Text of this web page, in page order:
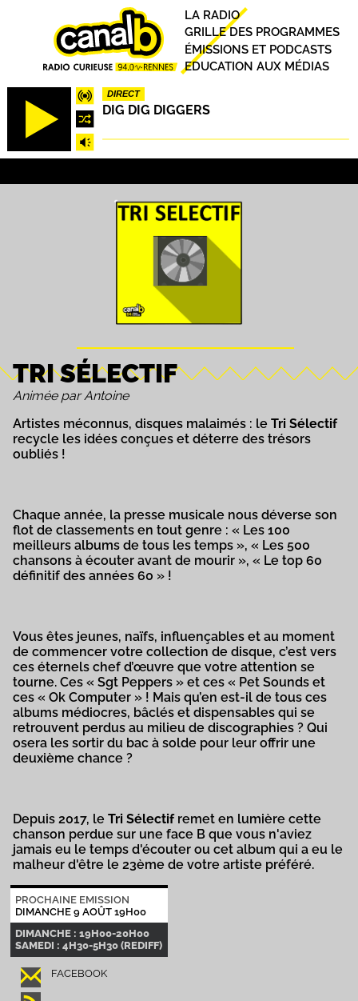
DIRECT
DIG DIG DIGGERS
Principal
LA RADIO
GRILLE DES PROGRAMMES
ÉMISSIONS ET PODCASTS
EDUCATION AUX MÉDIAS
TRI SÉLECTIF
Animée par Antoine
Artistes méconnus, disques malaimés : le Tri Sélectif
recycle les idées conçues et déterre des trésors
oubliés !
Chaque année, la presse musicale nous déverse son
flot de classements en tout genre : « Les 100
meilleurs albums de tous les temps », « Les 500
chansons à écouter avant de mourir », « Le top 60
définitif des années 60 » !
Vous êtes jeunes, naïfs, influençables et au moment
de commencer votre collection de disque, c’est vers
ces éternels chef d’œuvre que votre attention se
tourne. Ces « Sgt Peppers » et ces « Pet Sounds et
ces « Ok Computer » ! Mais qu’en est-il de tous ces
albums médiocres, bâclés et dispensables qui se
retrouvent perdus au milieu de discographies ? Qui
osera les sortir du bac à solde pour leur offrir une
deuxième chance ?
Depuis 2017, le Tri Sélectifremet en lumière cette
chanson perdue sur une face B que vous n'aviez
jamais eu le temps d'écouter ou cet album qui a eu le
malheur d'être le 23ème de votre artiste préféré.
PROCHAINE EMISSION
DIMANCHE 9 AOÛT 19H00
DIMANCHE : 19H00-20H00
SAMEDI : 4H30-5H30 (REDIFF)
FACEBOOK